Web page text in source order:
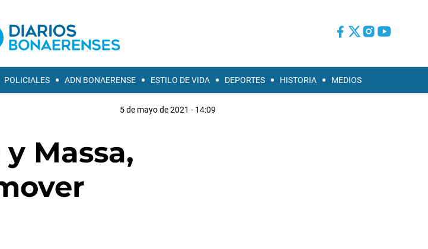
POLICIALES ADN BONAERENSE ESTILO DE VIDA DEPORTES HISTORIA MEDIOS
5 de mayo de 2021 - 14:09
Massa,